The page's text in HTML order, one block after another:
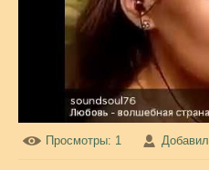
Просмотры: 1 Добавил